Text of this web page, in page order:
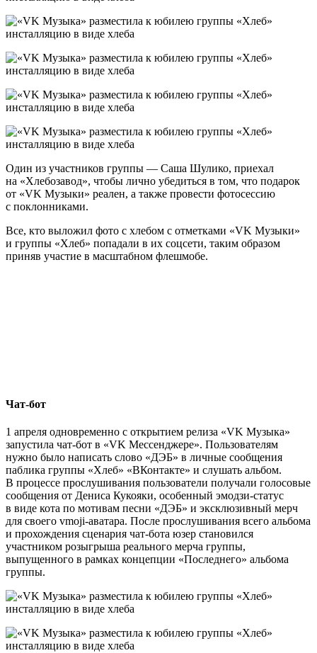
Один из участников группы — Саша Шулико, приехал
на «Хлебозавод», чтобы лично убедиться в том, что подарок
от «VK Музыки» реален, а также провести фотосессию
с поклонниками.
Все, кто выложил фото с хлебом с отметками «VK Музыки»
и группы «Хлеб» попадали в их соцсети, таким образом
приняв участие в масштабном флешмобе.
Чат-бот
1 апреля одновременно с открытием релиза «VK Музыка»
запустила чат-бот в «VK Мессенджере». Пользователям
нужно было написать слово «ДЭБ» в личные сообщения
паблика группы «Хлеб» «ВКонтакте» и слушать альбом.
В процессе прослушивания пользователи получали голосовые
сообщения от Дениса Кукояки, особенный эмодзи-статус
в виде кота по мотивам песни «ДЭБ» и эксклюзивный мерч
для своего vmoji-аватара. После прослушивания всего альбома
и прохождения сценария чат-бота юзер становился
участником розыгрыша реального мерча группы,
выпущенного в рамках концепции «Последнего» альбома
группы.